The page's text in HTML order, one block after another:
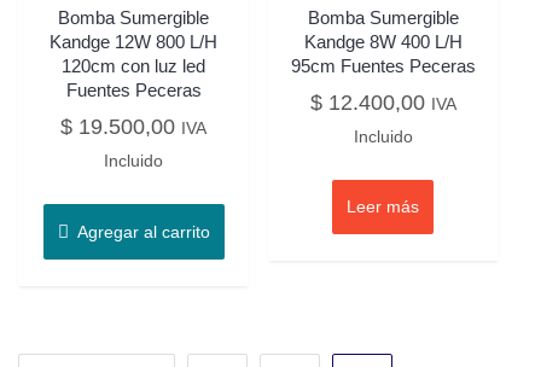
Bomba Sumergible
Kandge 12W 800 L/H
120cm con luz led
Fuentes Peceras
$ 19.500,00 IVA
Incluido
Agregar al carrito
Bomba Sumergible
Kandge 8W 400 L/H
95cm Fuentes Peceras
$12.400,00 IVA
Incluido
Leer más